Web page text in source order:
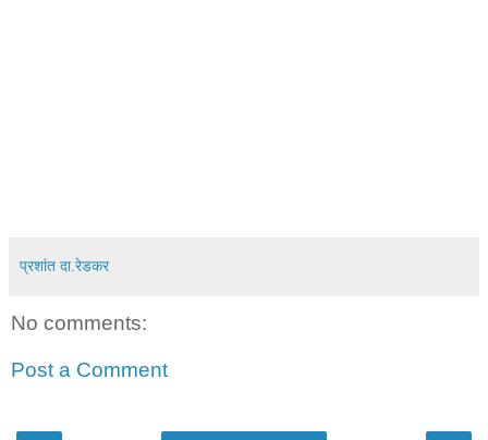
प्रशांत दा.रेडकर
No comments:
Post a Comment